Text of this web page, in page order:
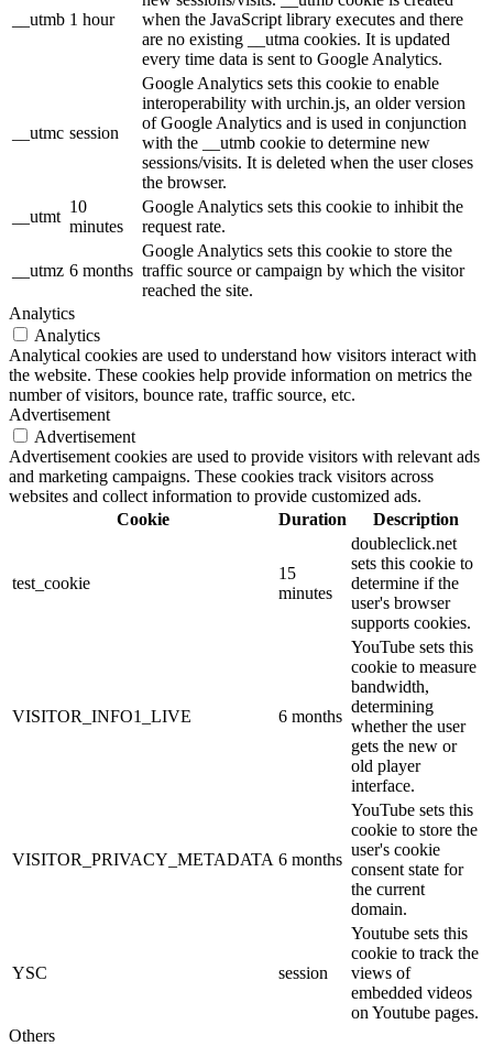
__utmb 1 hour
when the JavaScript library executes and there
are no existing __utma cookies. It is updated
every time data is sent to Google Analytics.
__utmc session
Google Analytics sets this cookie to enable
interoperability with urchin.js, an older version
of Google Analytics and is used in conjunction
with the __utmb cookie to determine new
sessions/visits. It is deleted when the user closes
the browser.
__utmt
10
minutes
Google Analytics sets this cookie to inhibit the
request rate.
__utmz 6 months
Google Analytics sets this cookie to store the
traffic source or campaign by which the visitor
reached the site.
Analytics
Analytics
Analytical cookies are used to understand how visitors interact with
the website. These cookies help provide information on metrics the
number of visitors, bounce rate, traffic source, etc.
Advertisement
Advertisement
Advertisement cookies are used to provide visitors with relevant ads
and marketing campaigns. These cookies track visitors across
websites and collect information to provide customized ads.
Cookie
Duration Description
test_cookie
15
minutes
doubleclick.net
sets this cookie to
determine if the
user's browser
supports cookies.
VISITOR_INFO1_LIVE 6 months
YouTube sets this
cookie to measure
bandwidth,
determining
whether the user
gets the new or
old player
interface.
VISITOR_PRIVACY_METADATA 6 months
YouTube sets this
cookie to store the
user's cookie
consent state for
the current
domain.
YSC session
Youtube sets this
cookie to track the
views of
embedded videos
on Youtube pages.
Others